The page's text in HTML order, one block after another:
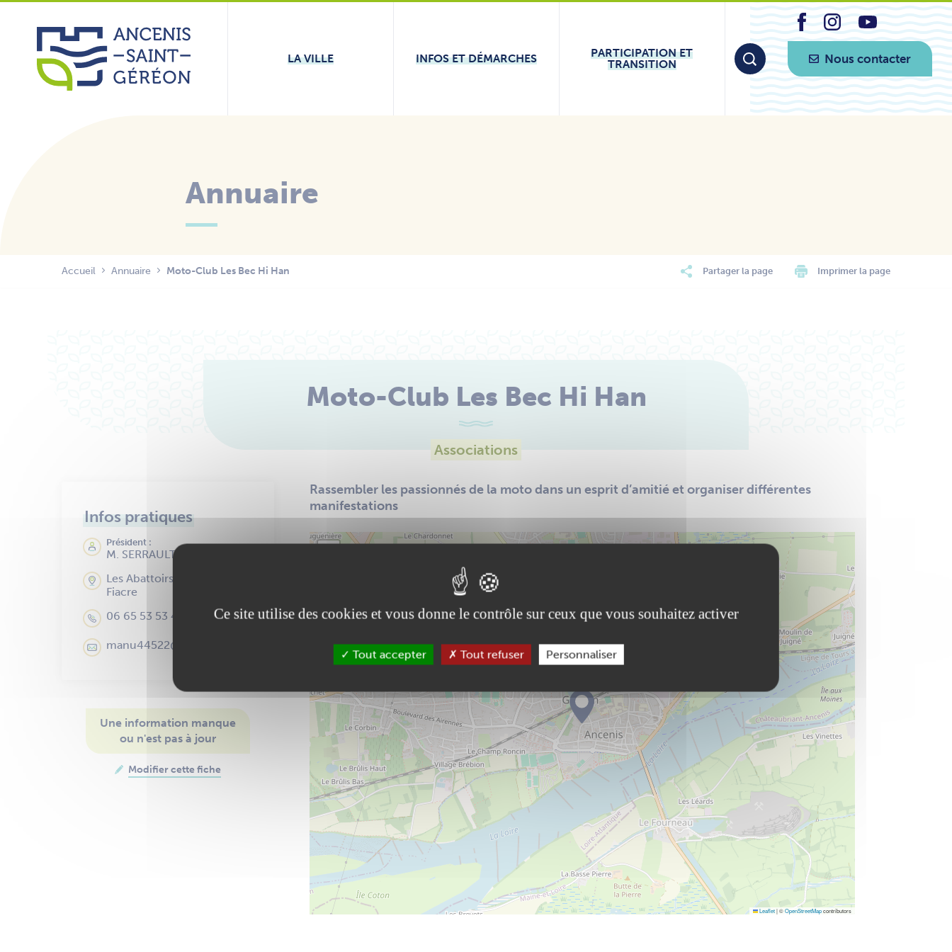
Aller
contenu
LA VILLE
INFOS ET DÉMARCHES
PARTICIPATION ET
TRANSITION
Nous contacter
Annuaire
Accueil Annuaire Moto-Club Les Bec Hi Han Partager la page Imprimer la page
Moto-Club Les Bec Hi Han
Associations
Infos pratiques
Président :
M. SERRAULT Emmanuel
Les Abattoirs 72 rue Saint-
Fiacre
06 65 53 53 43
manu44522@hotmail.fr
Une information manque
ou n'est pas à jour
Modifier cette fiche
Rassembler les passionnés de la moto dans un esprit d’amitié et organiser différentes
manifestations
Leaflet|©OpenStreetMapcontributors
Panneau de gestion des cookies
Ce site utilise des cookies et vous donne le contrôle sur ceux que vous souhaitez activer
Tout accepter Tout refuser Personnaliser